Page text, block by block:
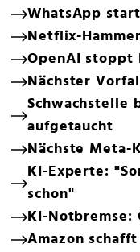
WhatsApp
Netflix-
OpenAI
Nächster
Schwachstelle
aufgetaucht
Nächste
KI-Experte:
schon"
KI-Notbremse:
Amazon